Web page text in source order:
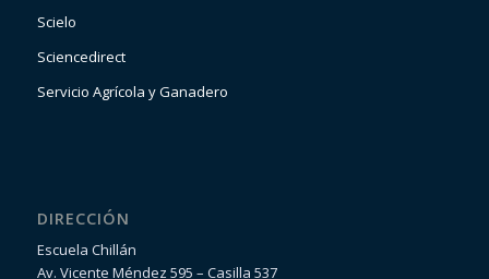
Scielo
Sciencedirect
Servicio Agrícola y Ganadero
DIRECCIÓN
Escuela Chillán
Av. Vicente Méndez 595 – Casilla 537